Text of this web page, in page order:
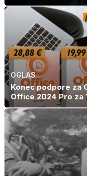
OGLAS
Konec podpore za
Office 2024 Pro za